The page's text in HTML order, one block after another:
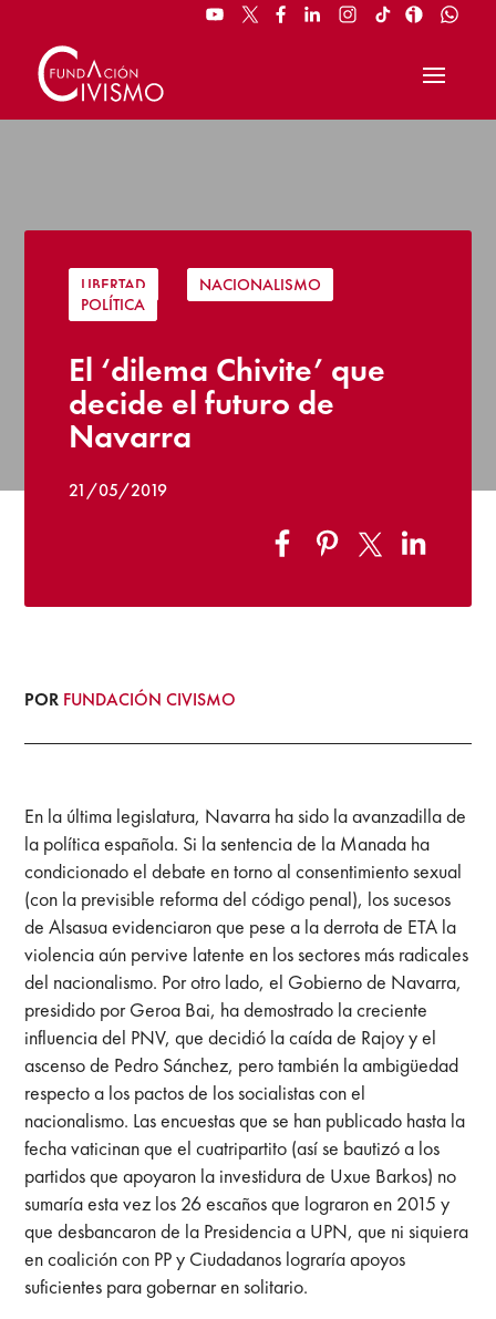
LIBERTAD NACIONALISMO
POLÍTICA
El ‘dilema Chivite’ que
decide el futuro de
Navarra
21/05/2019
POR FUNDACIÓN CIVISMO
En la última legislatura, Navarra ha sido la avanzadilla de
la política española. Si la sentencia de la Manada ha
condicionado el debate en torno al consentimiento sexual
(con la previsible reforma del código penal), los sucesos
de Alsasua evidenciaron que pese a la derrota de ETA la
violencia aún pervive latente en los sectores más radicales
del nacionalismo. Por otro lado, el Gobierno de Navarra,
presidido por Geroa Bai, ha demostrado la creciente
influencia del PNV, que decidió la caída de Rajoy y el
ascenso de Pedro Sánchez, pero también la ambigüedad
respecto a los pactos de los socialistas con el
nacionalismo. Las encuestas que se han publicado hasta la
fecha vaticinan que el cuatripartito (así se bautizó a los
partidos que apoyaron la investidura de Uxue Barkos) no
sumaría esta vez los 26 escaños que lograron en 2015 y
que desbancaron de la Presidencia a UPN, que ni siquiera
en coalición con PP y Ciudadanos lograría apoyos
suficientes para gobernar en solitario.